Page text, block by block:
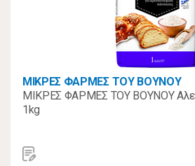
ΜΙΚΡΕΣ ΦΑΡΜΕΣ ΤΟΥ ΒΟΥΝΟΥ
ΜΙΚΡΕΣ ΦΑΡΜΕΣ ΤΟΥ ΒΟΥΝΟΥ
1kg